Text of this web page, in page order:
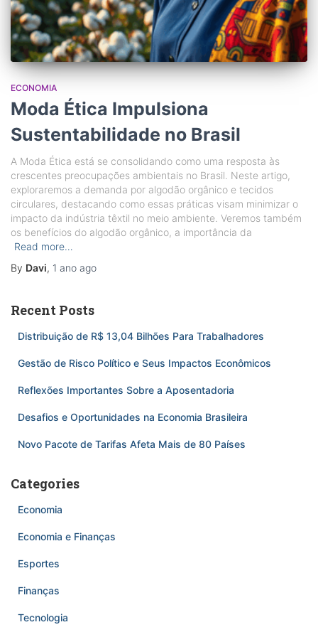
ECONOMIA
Moda Ética Impulsiona
Sustentabilidade no Brasil
A Moda Ética está se consolidando como uma resposta às
crescentes preocupações ambientais no Brasil. Neste artigo,
exploraremos a demanda por algodão orgânico e tecidos
circulares, destacando como essas práticas visam minimizar o
impacto da indústria têxtil no meio ambiente. Veremos também
os benefícios do algodão orgânico, a importância da
Read more…
By Davi, 1 ano ago
Recent Posts
Distribuição de R$ 13,04 Bilhões Para Trabalhadores
Gestão de Risco Político e Seus Impactos Econômicos
Reflexões Importantes Sobre a Aposentadoria
Desafios e Oportunidades na Economia Brasileira
Novo Pacote de Tarifas Afeta Mais de 80 Países
Categories
Economia
Economia e Finanças
Esportes
Finanças
Tecnologia